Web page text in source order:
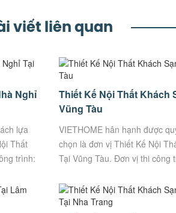
viết liên quan
Nghỉ
lựa
Thất
trình:
Thiết Kế Nội Thất Khách
Vũng Tàu
VIETHOME hân hạnh được
chọn là đơn vị Thiết Kế Nội
Tại Vũng Tàu. Đơn vị thi công
Kiến...